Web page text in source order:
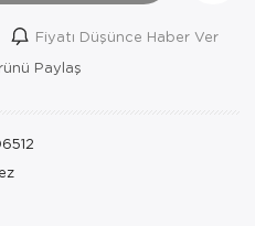
Fiyatı Düşünce Haber Ver
Paylaş